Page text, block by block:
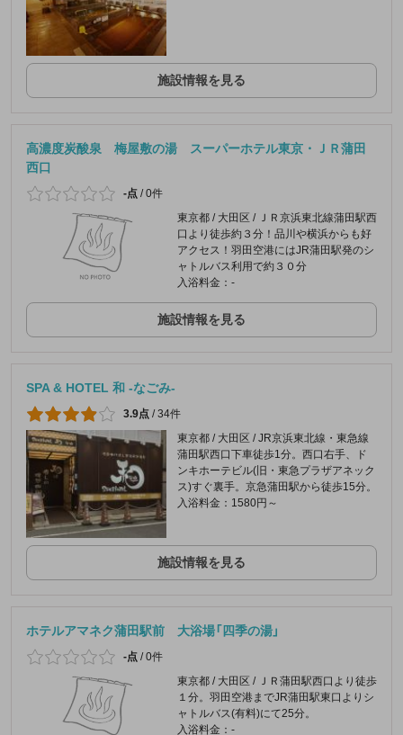
施設情報を見る
高濃度炭酸泉 梅屋敷の湯 スーパーホテル東京・ＪＲ蒲田
西口
-点 /0件
東京都 / 大田区 / ＪＲ京浜東北線蒲田駅西
口より徒歩約３分！品川や横浜からも好
アクセス！羽田空港にはJR蒲田駅発のシ
ャトルバス利用で約３０分
入浴料金：-
施設情報を見る
SPA & HOTEL 和 -なごみ-
3.9点 /34件
東京都 / 大田区 / JR京浜東北線・東急線
蒲田駅西口下車徒歩1分。西口右手、ド
ンキホーテビル(旧・東急プラザアネック
ス)すぐ裏手。京急蒲田駅から徒歩15分。
入浴料金：1580円～
施設情報を見る
ホテルアマネク蒲田駅前 大浴場「四季の湯」
-点 /0件
東京都 / 大田区 / ＪＲ蒲田駅西口より徒歩
１分。羽田空港までJR蒲田駅東口よりシ
ャトルバス(有料)にて25分。
入浴料金：-